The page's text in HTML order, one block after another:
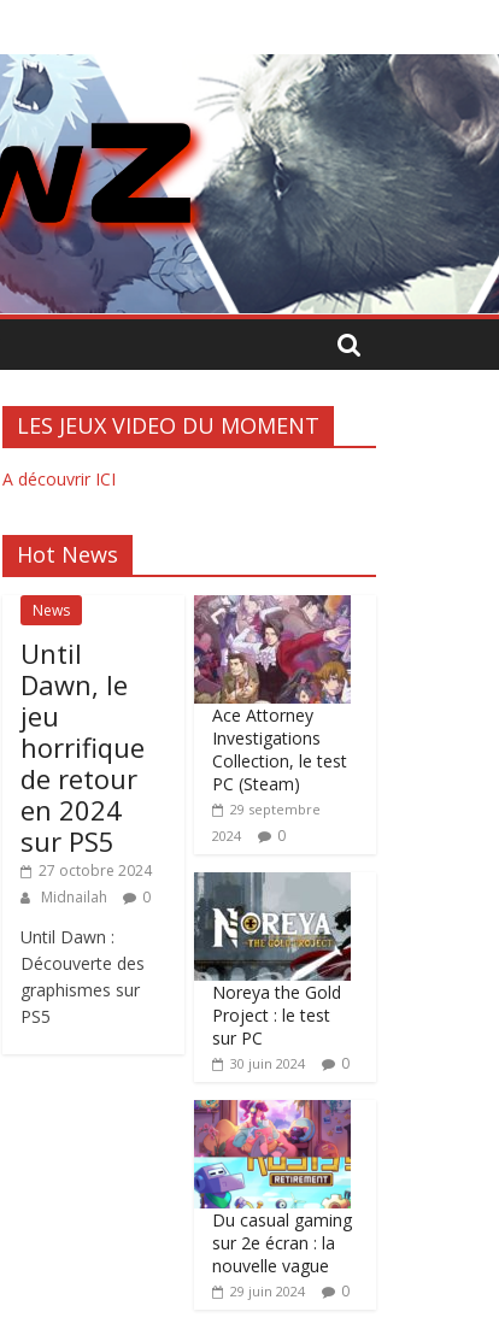
LES JEUX VIDEO DU MOMENT
A découvrir ICI
Hot News
News
Until
Dawn, le
jeu
horrifique
de retour
en 2024
sur PS5
27 octobre 2024
Midnailah
0
Until Dawn :
Découverte des
graphismes sur
PS5
Ace Attorney
Investigations
Collection, le test
PC (Steam)
29 septembre
2024
0
Noreya the Gold
Project : le test
sur PC
30 juin 2024 0
Du casual gaming
sur 2e écran : la
nouvelle vague
29 juin 2024 0